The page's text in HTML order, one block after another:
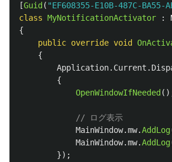
[Guid ( "EF608355-E10B-487C-BA55-
class MyNotificationActivator :
{
public override void
{
Application. Current .
{
OpenWindowIfNeeded
// ログ表示
MainWindow.mw.AddLog
MainWindow.mw.AddLog
});